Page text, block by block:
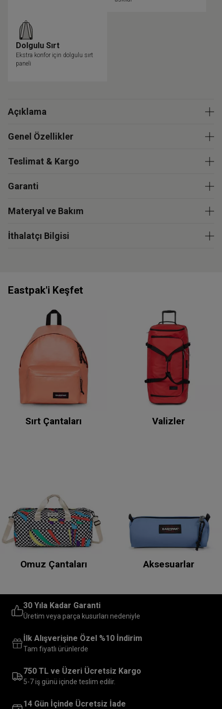
Dolgulu Sırt
Ekstra konfor için dolgulu sırt
paneli
Açıklama
Genel Özellikler
Teslimat & Kargo
Garanti
Materyal ve Bakım
İthalatçı Bilgisi
Eastpak'i Keşfet
Sırt Çantaları Valizler
Omuz Çantaları Aksesuarlar
30 Yıla Kadar Garanti
Üretim veya parça kusurları nedeniyle
İlk Alışverişine Özel %10 İndirim
Tam fiyatlı ürünlerde
750 TL ve Üzeri Ücretsiz Kargo
5-7 iş günü içinde teslim edilir.
14 Gün İçinde Ücretsiz İade